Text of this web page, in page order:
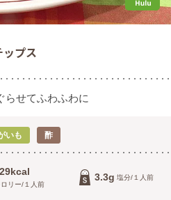
プス
らせてふわふわに
いも 酢
ロリー/１人前
3.3g 塩分/１人前